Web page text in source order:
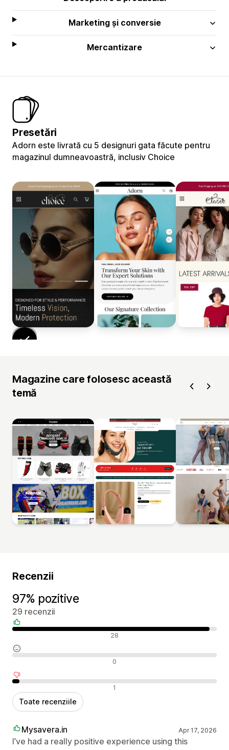
Marketing și conversie
Mercantizare
Presetări
Adorn este livrată cu 5 designuri gata făcute pentru
magazinul dumneavoastră, inclusiv Choice
Magazine care folosesc această
temă
Recenzii
97% pozitive
29 recenzii
Recenzii pozitive 28
Recenzii neutre 0
Recenzii negative 1
Toate recenziile
Mysavera.in Apr 17, 2026
I’ve had a really positive experience using this